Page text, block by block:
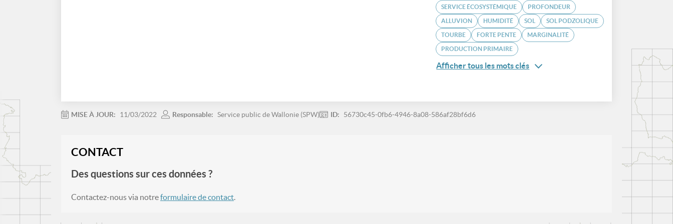
SERVICE ÉCOSYSTÉMIQUE PROFONDEUR
ALLUVION HUMIDITÉ SOL SOL PODZOLIQUE
TOURBE FORTE PENTE MARGINALITÉ
PRODUCTION PRIMAIRE
Afficher tous les mots clés
MISE À JOUR: 11/03/2022 Responsable: Service public de Wallonie (SPW) ID: 56730c45-0fb6-4946-8a08-586af28bf6d6
CONTACT
Des questions sur ces données ?
Contactez-nous via notreformulaire de contact.